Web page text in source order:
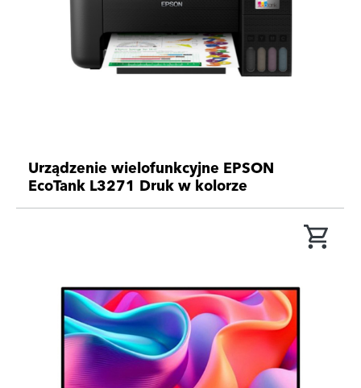
Urządzenie wielofunkcyjne EPSON
EcoTank L3271 Druk w kolorze